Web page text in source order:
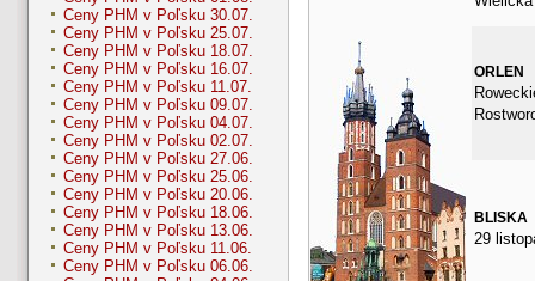
Ceny PHM v Poľsku 30.07.
Ceny PHM v Poľsku 25.07.
Ceny PHM v Poľsku 18.07.
Ceny PHM v Poľsku 16.07.
Ceny PHM v Poľsku 11.07.
Ceny PHM v Poľsku 09.07.
Ceny PHM v Poľsku 04.07.
Ceny PHM v Poľsku 02.07.
Ceny PHM v Poľsku 27.06.
Ceny PHM v Poľsku 25.06.
Ceny PHM v Poľsku 20.06.
Ceny PHM v Poľsku 18.06.
Ceny PHM v Poľsku 13.06.
Ceny PHM v Poľsku 11.06.
Ceny PHM v Poľsku 06.06.
ORLEN
BLISKA
29